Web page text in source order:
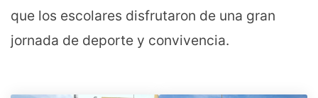
que los escolares disfrutaron de una gran
jornada de deporte y convivencia.